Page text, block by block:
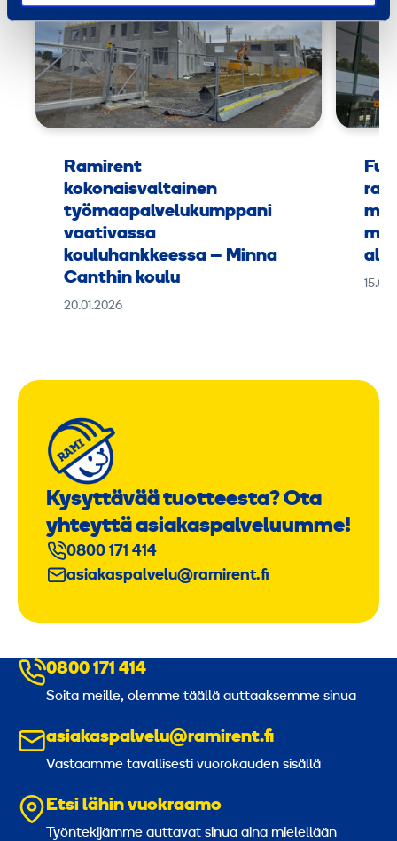
Ramirent
kokonaisvaltainen
työmaapalvelukumppani
vaativassa
kouluhankkeessa – Minna
Canthin koulu
20.01.2026
Kysyttävää tuotteesta? Ota
yhteyttä asiakaspalveluumme!
0800 171 414
asiakaspalvelu@ramirent.fi
0800 171 414
Soita meille, olemme täällä auttaaksemme sinua
asiakaspalvelu@ramirent.fi
Vastaamme tavallisesti vuorokauden sisällä
Etsi lähin vuokraamo
Työntekijämme auttavat sinua aina mielellään